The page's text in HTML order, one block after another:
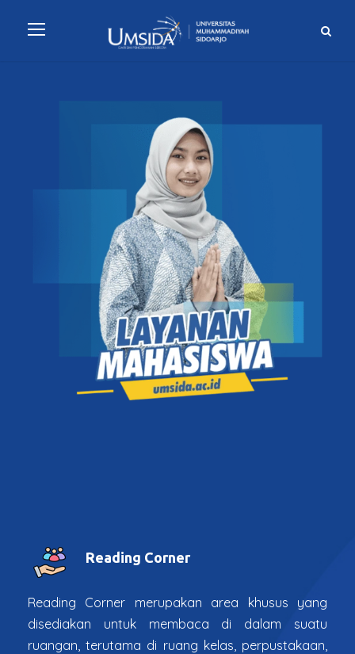
Reading Corner
Reading Corner merupakan area khusus yang
disediakan untuk membaca di dalam suatu
ruangan, terutama di ruang kelas, perpustakaan,